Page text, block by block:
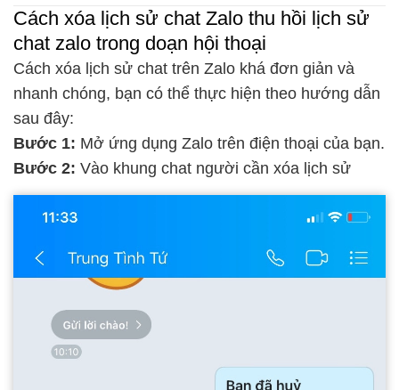
Cách xóa lịch sử chat Zalo thu hồi lịch sử
chat zalo trong doạn hội thoại
Cách xóa lịch sử chat trên Zalo khá đơn giản và
nhanh chóng, bạn có thể thực hiện theo hướng dẫn
sau đây:
Bước 1: Mở ứng dụng Zalo trên điện thoại của bạn.
Bước 2: Vào khung chat người cần xóa lịch sử